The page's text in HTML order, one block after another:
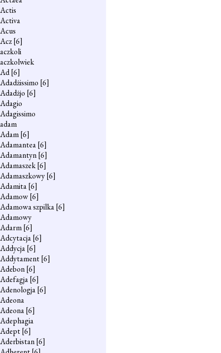
Actis
Activa
Acus
Acz[6]
aczkoli
aczkolwiek
Ad[6]
Adadżissimo [6]
Adadżjo [6]
Adagio
Adagissimo
adam
Adam[6]
Adamantea[6]
Adamantyn[6]
Adamaszek[6]
Adamaszkowy[6]
Adamita[6]
Adamow[6]
Adamowa szpilka[6]
Adamowy
Adarm[6]
Adcytacja[6]
Addycja[6]
Addytament[6]
Adebon[6]
Adefagja[6]
Adenologja[6]
Adeona
Adeona[6]
Adephagia
Adept[6]
Aderbistan[6]